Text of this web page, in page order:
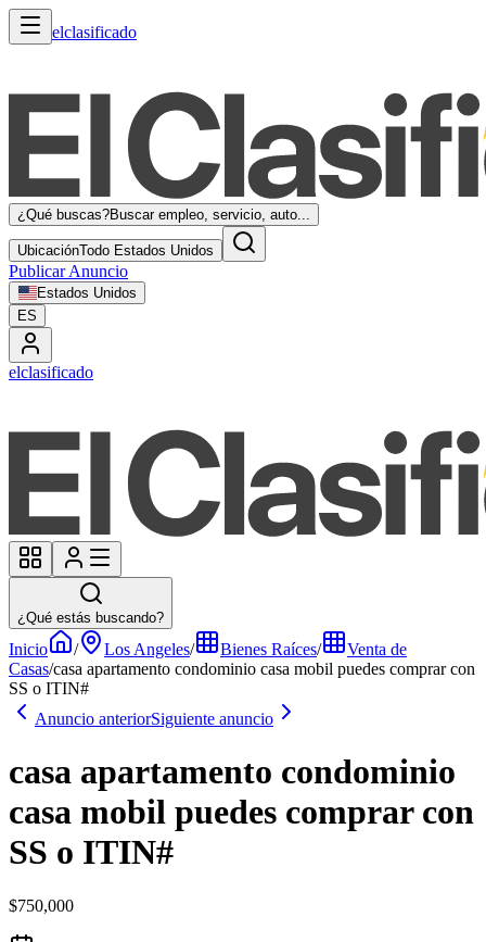
elclasificado
¿Qué buscas?Buscar empleo, servicio, auto...
UbicaciónTodo Estados Unidos
Publicar Anuncio
Estados Unidos
ES
elclasificado
¿Qué estás buscando?
Inicio / Los Angeles/ Bienes Raíces/
Venta de
Casas/casa apartamento condominio casa mobil puedes comprar con
SS o ITIN#
Anuncio anteriorSiguiente anuncio
casa apartamento condominio
casa mobil puedes comprar con
SS o ITIN#
$750,000